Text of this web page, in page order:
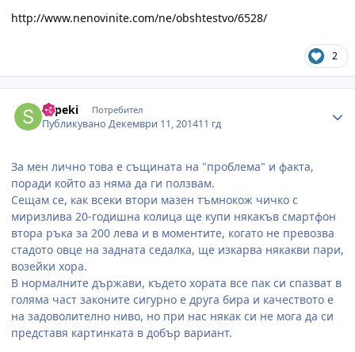
http://www.nenovinite.com/ne/obshtestvo/6528/
2
shpeki Потребител
ПубликуваноДекември 11, 201411 гд
За мен лично това е същината на "проблема" и факта,
поради който аз няма да ги ползвам.
Сещам се, как всеки втори мазен тъмнокож чичко с
миризлива 20-годишна колица ще купи някакъв смартфон
втора ръка за 200 лева и в моментите, когато не превозва
стадото овце на задната седалка, ще изкарва някакви пари,
возейки хора.
В нормалните държави, където хората все пак си спазват в
голяма част законите сигурно е друга бира и качеството е
на задоволително ниво, но при нас някак си не мога да си
представя картинката в добър вариант.